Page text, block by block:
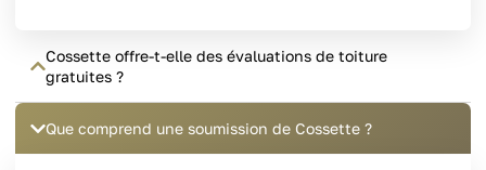
Cossette offre-t-elle des évaluations de toiture
gratuites ?
Que comprend une soumission de Cossette ?